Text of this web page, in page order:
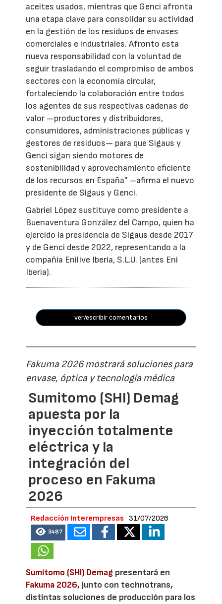
aceites usados, mientras que Genci afronta
una etapa clave para consolidar su actividad
en la gestión de los residuos de envases
comerciales e industriales. Afronto esta
nueva responsabilidad con la voluntad de
seguir trasladando el compromiso de ambos
sectores con la economía circular,
fortaleciendo la colaboración entre todos
los agentes de sus respectivas cadenas de
valor —productores y distribuidores,
consumidores, administraciones públicas y
gestores de residuos— para que Sigaus y
Genci sigan siendo motores de
sostenibilidad y aprovechamiento eficiente
de los recursos en España” –afirma el nuevo
presidente de Sigaus y Genci.
Gabriel López sustituye como presidente a
Buenaventura González del Campo, quien ha
ejercido la presidencia de Sigaus desde 2017
y de Genci desde 2022, representando a la
compañía Enilive Iberia, S.L.U. (antes Eni
Iberia).
ver/escribir comentarios
Fakuma 2026 mostrará soluciones para
envase, óptica y tecnología médica
Sumitomo (SHI) Demag
apuesta por la
inyección totalmente
eléctrica y la
integración del
proceso en Fakuma
2026
Redacción Interempresas 31/07/2026
3487
Sumitomo (SHI) Demag presentará en
Fakuma 2026, junto con technotrans,
distintas soluciones de producción para los